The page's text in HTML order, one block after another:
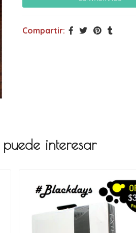
Compartir:
interesar